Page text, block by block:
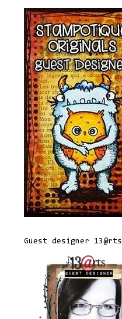
Guest designer 13@rts